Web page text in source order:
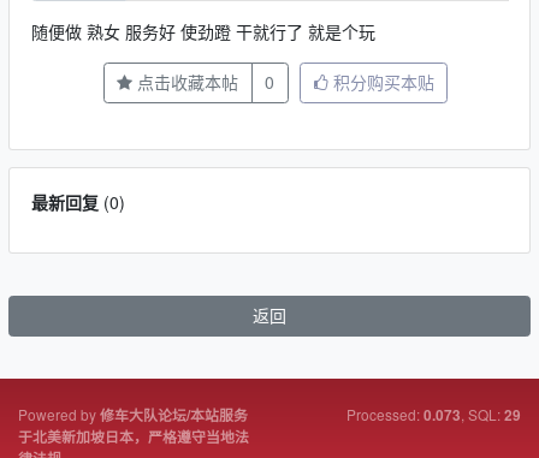
随便做 熟女 服务好 使劲蹬 干就行了 就是个玩
点击收藏本帖 0 积分购买本贴
最新回复(0)
返回
Powered by修车大队论坛/本站服务
于北美新加坡日本，严格遵守当地法
Processed:0.073, SQL:29